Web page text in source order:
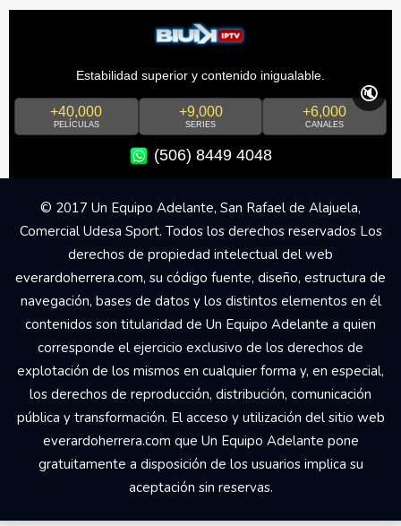
Estabilidad superior y contenido inigualable.
+40,000
PELÍCULAS
+9,000
SERIES
+6,000
CANALES
(506) 8449 4048
🔇
© 2017 Un Equipo Adelante, San Rafael de Alajuela,
Comercial Udesa Sport. Todos los derechos reservados Los
derechos de propiedad intelectual del web
everardoherrera.com, su código fuente, diseño, estructura de
navegación, bases de datos y los distintos elementos en él
contenidos son titularidad de Un Equipo Adelante a quien
corresponde el ejercicio exclusivo de los derechos de
explotación de los mismos en cualquier forma y, en especial,
los derechos de reproducción, distribución, comunicación
pública y transformación. El acceso y utilización del sitio web
everardoherrera.com que Un Equipo Adelante pone
gratuitamente a disposición de los usuarios implica su
aceptación sin reservas.